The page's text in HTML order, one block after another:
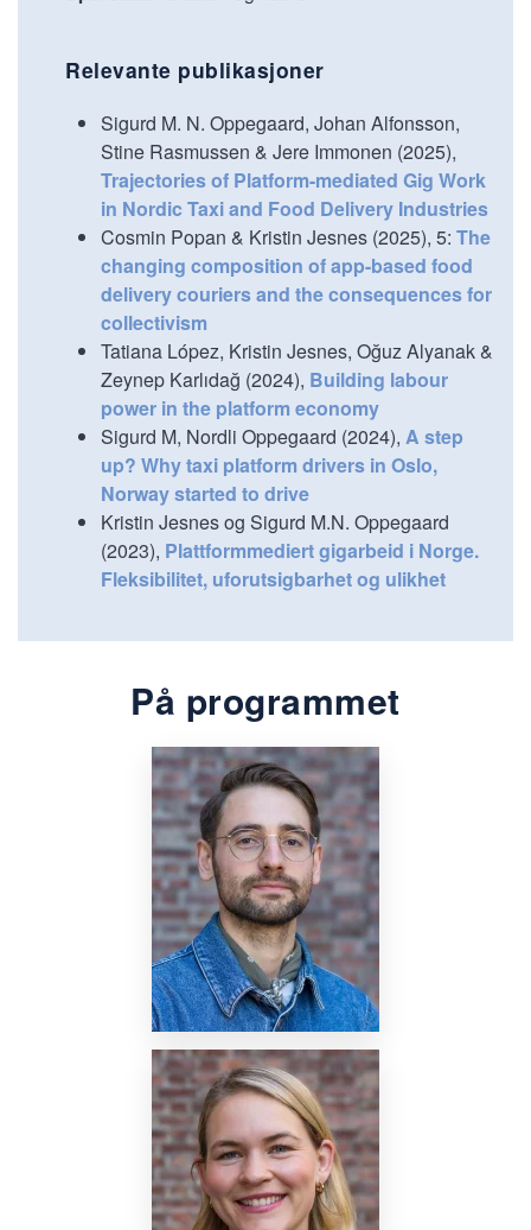
Relevante publikasjoner
Sigurd M. N. Oppegaard, Johan Alfonsson,
Stine Rasmussen & Jere Immonen (2025),
Trajectories of Platform-mediated Gig Work
in Nordic Taxi and Food Delivery Industries
Cosmin Popan & Kristin Jesnes (2025), 5: The
changing composition of app-based food
delivery couriers and the consequences for
collectivism
Tatiana López, Kristin Jesnes, Oğuz Alyanak &
Zeynep Karlıdağ (2024), Building labour
power in the platform economy
Sigurd M, Nordli Oppegaard (2024), A step
up? Why taxi platform drivers in Oslo,
Norway started to drive
Kristin Jesnes og Sigurd M.N. Oppegaard
(2023), Plattformmediert gigarbeid i Norge.
Fleksibilitet, uforutsigbarhet og ulikhet
På programmet
Nettside